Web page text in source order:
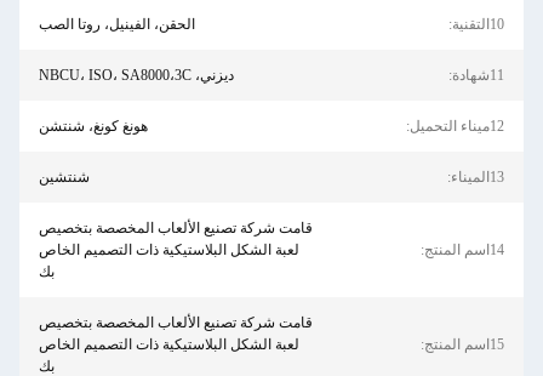
10التقنية: الحقن، الفينيل، روتا الصب
11شهادة: ديزني، NBCU، ISO، SA8000،3C
12ميناء التحميل: هونغ كونغ، شنتشن
13الميناء: شنتشين
14اسم المنتج:
قامت شركة تصنيع الألعاب المخصصة بتخصيص
لعبة الشكل البلاستيكية ذات التصميم الخاص
بك
15اسم المنتج:
قامت شركة تصنيع الألعاب المخصصة بتخصيص
لعبة الشكل البلاستيكية ذات التصميم الخاص
بك